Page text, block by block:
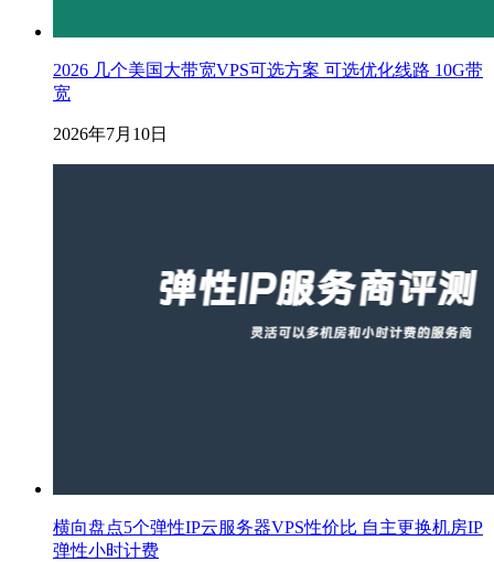
2026 几个美国大带宽VPS可选方案 可选优化线路 10G带
宽
2026年7月10日
横向盘点5个弹性IP云服务器VPS性价比 自主更换机房IP
弹性小时计费